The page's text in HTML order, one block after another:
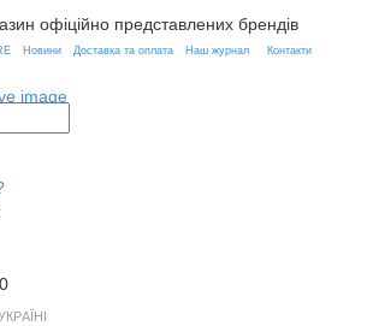
офіційно представлених брендів
Новини Доставка та оплата Наш журнал Контакти